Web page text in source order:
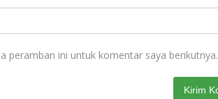
peramban ini untuk komentar saya berikutnya.